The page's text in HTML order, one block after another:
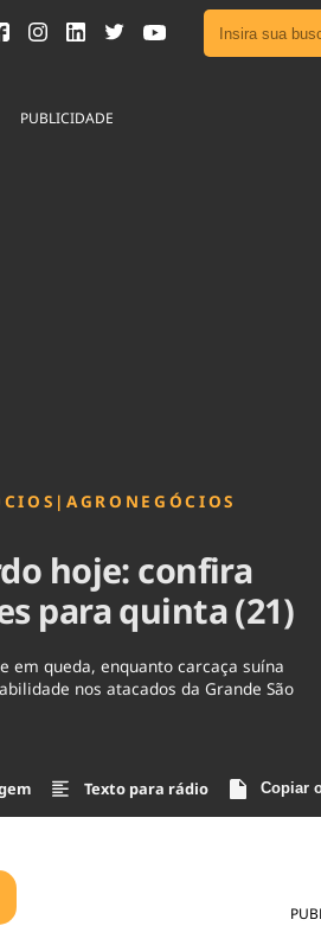
Ver
Brasil
Ciência
Cinema
PUBLICIDADE
| AGRONEGÓCIOS
hoje: confira
para quinta (21)
em queda, enquanto carcaça suína
nos atacados da Grande São
Texto para rádio Copiar